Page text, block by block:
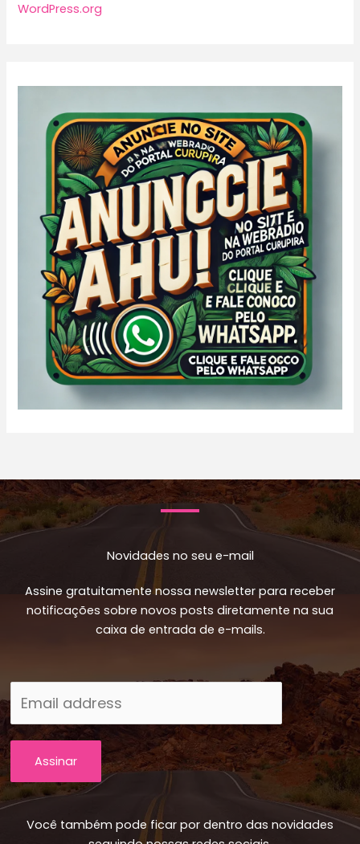
WordPress.org
Novidades no seu e-mail
Assine gratuitamente nossa newsletter para receber
notificações sobre novos posts diretamente na sua
caixa de entrada de e-mails.
Assinar
Você também pode ficar por dentro das novidades